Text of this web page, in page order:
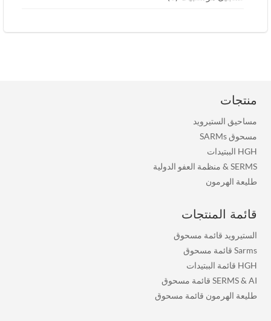
منتجات
مساحيق الستيرويد
مسحوق SARMs
HGH الببتيدات
SERMS
& منظمة العفو الدولية
طليعة الهرمون
قائمة المنتجات
الستيرويد قائمة مسحوق
Sarms قائمة مسحوق
HGH قائمة الببتيدات
SERMS & AI قائمة مسحوق
طليعة الهرمون قائمة مسحوق